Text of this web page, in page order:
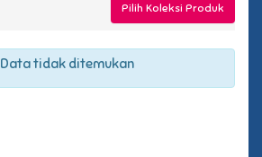
Pilih Koleksi Produk
Data tidak ditemukan